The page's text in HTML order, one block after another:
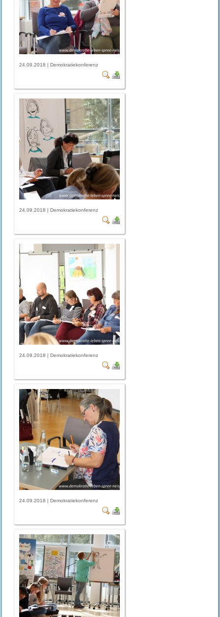
24.09.2018 | Demokratiekonferenz
24.09.2018 | Demokratiekonferenz
24.09.2018 | Demokratiekonferenz
24.09.2018 | Demokratiekonferenz